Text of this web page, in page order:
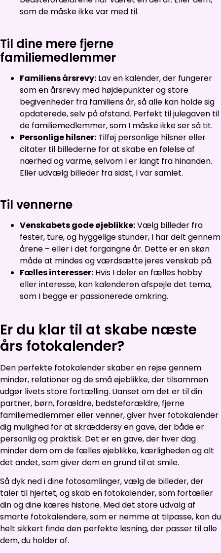
som de måske ikke var med til.
Til dine mere fjerne
familiemedlemmer
Familiens årsrevy: Lav en kalender, der fungerer
som en årsrevy med højdepunkter og store
begivenheder fra familiens år, så alle kan holde sig
opdaterede, selv på afstand. Perfekt til julegaven til
de familiemedlemmer, som I måske ikke ser så tit.
Personlige hilsner: Tilføj personlige hilsner eller
citater til billederne for at skabe en følelse af
nærhed og varme, selvom I er langt fra hinanden.
Eller udvælg billeder fra sidst, I var samlet.
Til vennerne
Venskabets gode øjeblikke:Vælg billeder fra
fester, ture, og hyggelige stunder, I har delt gennem
årene – eller i det forgangne år. Dette er en skøn
måde at mindes og værdsætte jeres venskab på.
Fælles interesser: Hvis I deler en fælles hobby
eller interesse, kan kalenderen afspejle det tema,
som I begge er passionerede omkring.
Er du klar til at skabe næste
års fotokalender?
Den perfekte fotokalender skaber en rejse gennem
minder, relationer og de små øjeblikke, der tilsammen
udgør livets store fortælling. Uanset om det er til din
partner, børn, forældre, bedsteforældre, fjerne
familiemedlemmer eller venner, giver hver fotokalender
dig mulighed for at skræddersy en gave, der både er
personlig og praktisk. Det er en gave, der hver dag
minder dem om de fælles øjeblikke, kærligheden og alt
det andet, som giver dem en grund til at smile.
Så dyk ned i dine fotosamlinger, vælg de billeder, der
taler til hjertet, og skab en fotokalender, som fortæller
din og dine kæres historie. Med det store udvalg af
smarte fotokalendere, som er nemme at tilpasse, kan du
helt sikkert finde den perfekte løsning, der passer til alle
dem, du holder af.